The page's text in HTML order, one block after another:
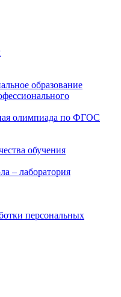
образование
олимпиада по ФГОС
обучения
– лаборатория
персональных